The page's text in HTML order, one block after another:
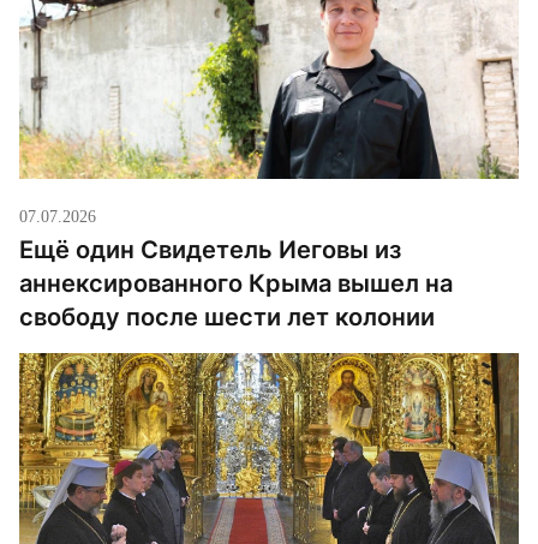
07.07.2026
Ещё один Свидетель Иеговы из
аннексированного Крыма вышел на
свободу после шести лет колонии